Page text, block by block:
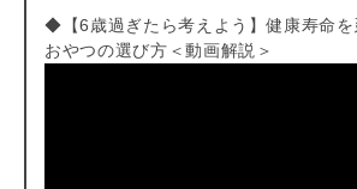
◆【6歳過ぎたら考えよう】健康寿命を
おやつの選び方＜動画解説＞